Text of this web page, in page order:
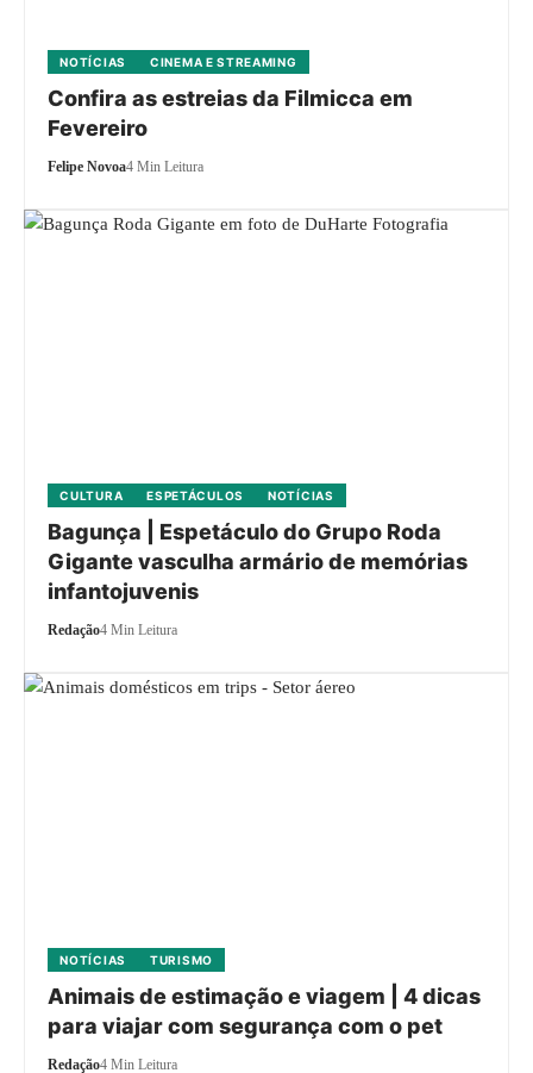
NOTÍCIAS CINEMA E STREAMING
Confira as estreias da Filmicca em
Fevereiro
Felipe Novoa4 Min Leitura
CULTURA ESPETÁCULOS NOTÍCIAS
Bagunça | Espetáculo do Grupo Roda
Gigante vasculha armário de memórias
infantojuvenis
Redação4 Min Leitura
NOTÍCIAS TURISMO
Animais de estimação e viagem | 4 dicas
para viajar com segurança com o pet
Redação4 Min Leitura